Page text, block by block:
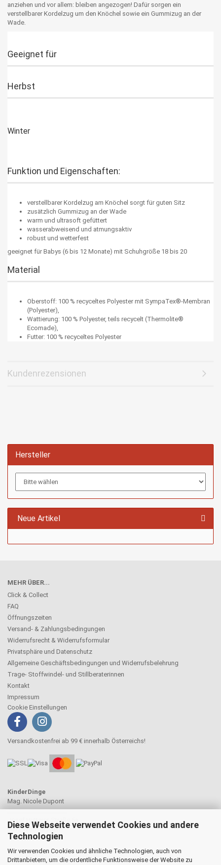
Diese Webseite verwendet Cookies und andere
Technologien
Wir verwenden Cookies und ähnliche Technologien, auch von
Drittanbietern, um die ordentliche Funktionsweise der Website zu
anziehen und vor allem: bleiben angezogen! Dafür sorgen ein
verstellbarer Kordelzug um den Knöchel sowie ein Gummizug an der
Wade.
Geeignet für
Herbst
Winter
Funktion und Eigenschaften:
verstellbarer Kordelzug am Knöchel sorgt für guten Sitz
zusätzlich Gummizug an der Wade
warm und ultrasoft gefüttert
wasserabweisend und atmungsaktiv
robust und wetterfest
geeignet für Babys (6 bis 12 Monate) mit Schuhgröße 18 bis 20
Material
Oberstoff: 100 % recyceltes Polyester mit SympaTex®-Membran
(Polyester),
Wattierung: 100 % Polyester, teils recycelt (Thermolite®
Ecomade),
Futter: 100 % recyceltes Polyester
Kundenrezensionen
Hersteller
Neue Artikel
MEHR ÜBER...
Click & Collect
FAQ
Öffnungszeiten
Versand- & Zahlungsbedingungen
Widerrufsrecht & Widerrufsformular
Privatsphäre und Datenschutz
Allgemeine Geschäftsbedingungen und Widerrufsbelehrung
Trage- Stoffwindel- und Stillberaterinnen
Kontakt
Impressum
Cookie Einstellungen
Versandkostenfrei ab 99 € innerhalb Österreichs!
KinderDinge
Mag. Nicole Dupont
____________________
Josef Hutterer-Straße 5a
3012 Wolfsgraben